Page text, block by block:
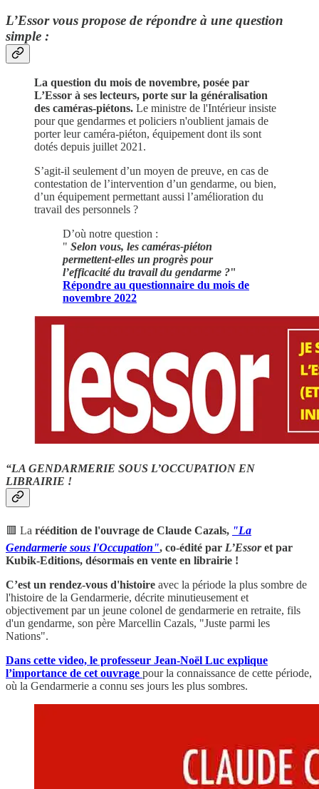
L’Essor vous propose de répondre à une question
simple :
La question du mois de novembre, posée par
L’Essor à ses lecteurs, porte sur la généralisation
des caméras-piétons. Le ministre de l'Intérieur insiste
pour que gendarmes et policiers n'oublient jamais de
porter leur caméra-piéton, équipement dont ils sont
dotés depuis juillet 2021.
S’agit-il seulement d’un moyen de preuve, en cas de
contestation de l’intervention d’un gendarme, ou bien,
d’un équipement permettant aussi l’amélioration du
travail des personnels ?
D’où notre question :
" Selon vous, les caméras-piéton
permettent-elles un progrès pour
l’efficacité du travail du gendarme ?"
Répondre au questionnaire du mois de
novembre 2022
“LA GENDARMERIE SOUS L’OCCUPATION EN
LIBRAIRIE !
🟥 La réédition de l'ouvrage de Claude Cazals, "La
Gendarmerie sous l'Occupation", co-édité par L’Essoret par
Kubik-Editions, désormais en vente en librairie !
C’est un rendez-vous d'histoire avec la période la plus sombre de
l'histoire de la Gendarmerie, décrite minutieusement et
objectivement par un jeune colonel de gendarmerie en retraite, fils
d'un gendarme, son père Marcellin Cazals, "Juste parmi les
Nations".
Dans cette video, le professeur Jean-Noël Luc explique
l’importance de cet ouvrage pour la connaissance de cette période,
où la Gendarmerie a connu ses jours les plus sombres.